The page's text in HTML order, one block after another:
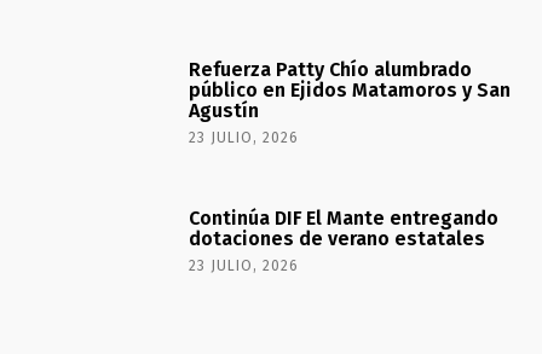
Refuerza Patty Chío alumbrado
público en Ejidos Matamoros y San
Agustín
23 JULIO, 2026
Continúa DIF El Mante entregando
dotaciones de verano estatales
23 JULIO, 2026